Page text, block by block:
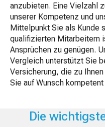
anzubieten. Eine Vielzahl
unserer Kompetenz und
Mittelpunkt Sie als Kunde
qualifizierten Mitarbeitern
Ansprüchen zu genügen.
Vergleich unterstützt Sie
Versicherung, die zu
Sie auf Wunsch
Die